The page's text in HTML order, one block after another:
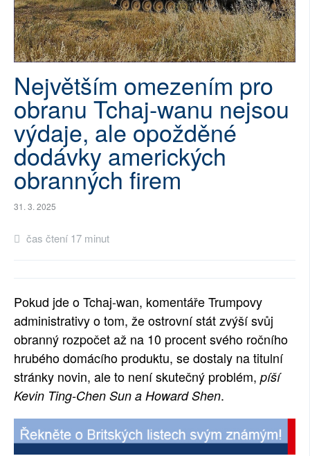
AUTOŘI
PŘÍSPĚVKY NA PROVOZ
SOCIÁLNÍ SÍTĚ
RUBRIKY
PLNÁ VERZE STRÁNEK
Největším omezením pro
obranu Tchaj-wanu nejsou
výdaje, ale opožděné
dodávky amerických
obranných firem
31. 3. 2025
čas čtení 17 minut
Pokud jde o Tchaj-wan, komentáře Trumpovy
administrativy o tom, že ostrovní stát zvýší svůj
obranný rozpočet až na 10 procent svého ročního
hrubého domácího produktu, se dostaly na titulní
stránky novin, ale to není skutečný problém, píší
Kevin Ting-Chen Sun a Howard Shen.